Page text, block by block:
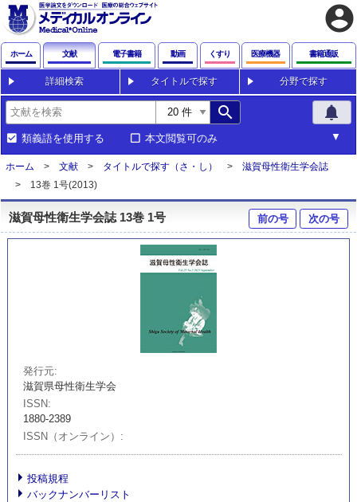
account_circle
ホーム 文献 電子書籍 動画 くすり 医療機器 書籍通販
詳細検索 タイトルで探す 分野で探す
search notifications
類義語を使用する 本文閲覧可のみ
ホーム 文献 タイトルで探す（さ・し）
滋賀母性衛生学会誌
13巻 1号(2013)
滋賀母性衛生学会誌 13巻 1号 前の号 次の号
発行元
滋賀県母性衛生学会
ISSN
1880-2389
ISSN（オンライン）
投稿規程
バックナンバーリスト